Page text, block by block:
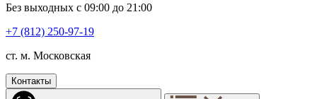
Без выходных с 09:00 до 21:00
+7 (812) 250-97-19
ст. м. Московская
Контакты